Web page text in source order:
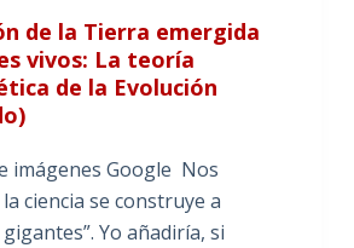
de la Tierra emergida
vivos: La teoría
de la Evolución
imágenes Google Nos
ciencia se construye a
Yo añadiría, si